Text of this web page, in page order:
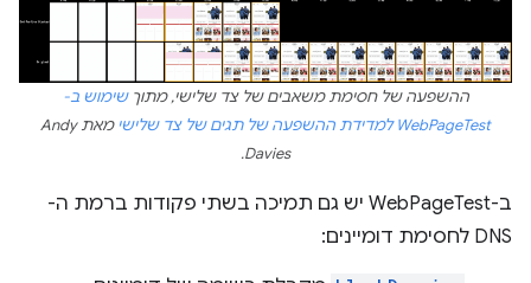
ההשפעה של חסימת משאבים של צד שלישי, מתוךשימוש ב-
WebPageTest למדידת ההשפעה של תגים של צד שלישי
מאת Andy
Davies.
ב-WebPageTest יש גם תמיכה בשתי פקודות ברמת ה-
DNS לחסימת דומיינים: